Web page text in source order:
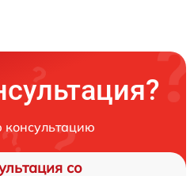
консультацию
со